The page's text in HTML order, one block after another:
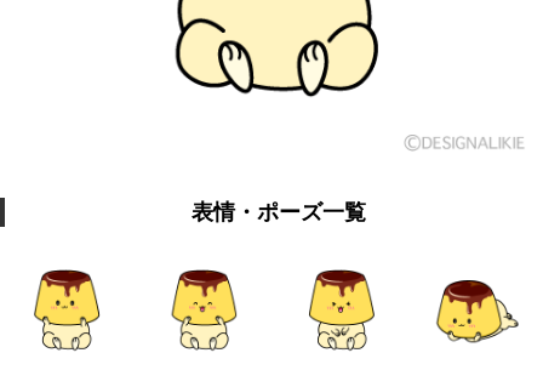
表情・ポーズ一覧